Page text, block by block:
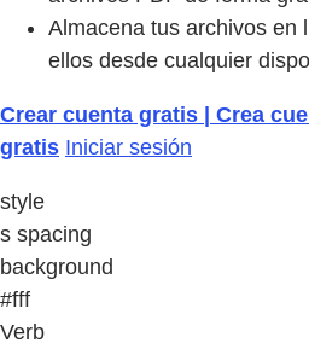
Almacena tus archivos en
ellos desde cualquier
Crear cuenta gratis | Crea
gratis Iniciar sesión
style
s spacing
background
#fff
Verb